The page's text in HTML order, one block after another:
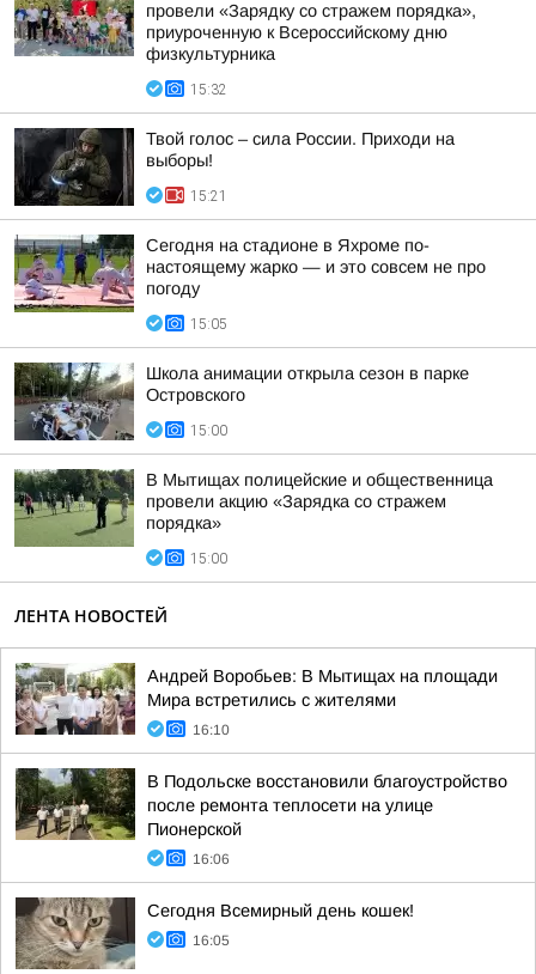
провели «Зарядку со стражем порядка»,
приуроченную к Всероссийскому дню
физкультурника
15:32
Твой голос – сила России. Приходи на
выборы!
15:21
Сегодня на стадионе в Яхроме по-
настоящему жарко — и это совсем не про
погоду
15:05
Школа анимации открыла сезон в парке
Островского
15:00
В Мытищах полицейские и общественница
провели акцию «Зарядка со стражем
порядка»
15:00
ЛЕНТА НОВОСТЕЙ
Андрей Воробьев: В Мытищах на площади
Мира встретились с жителями
16:10
В Подольске восстановили благоустройство
после ремонта теплосети на улице
Пионерской
16:06
Сегодня Всемирный день кошек!
16:05